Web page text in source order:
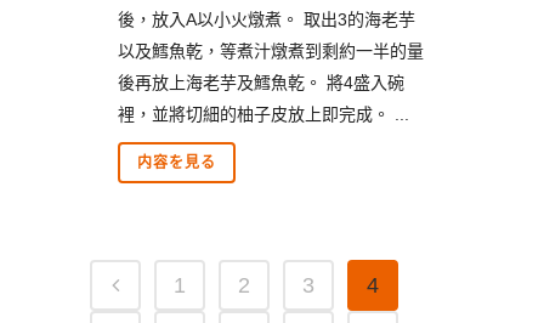
後，放入A以小火燉煮。 取出3的海老芋
以及鱈魚乾，等煮汁燉煮到剩約一半的量
後再放上海老芋及鱈魚乾。 將4盛入碗
裡，並將切細的柚子皮放上即完成。 ...
内容を見る
1 2 3 4